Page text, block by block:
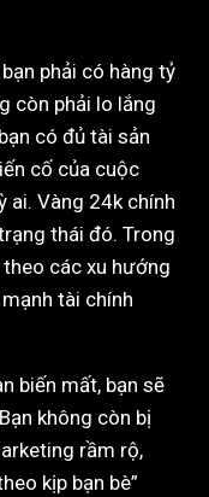
phải có hàng tỷ
còn phải lo lắng
có đủ tài sản
cố của cuộc
ai. Vàng 24k chính
thái đó. Trong
các xu hướng
tài chính
biến mất, bạn sẽ
không còn bị
rầm rộ,
kịp bạn bè”